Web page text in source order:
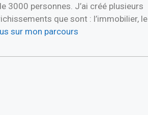
3000 personnes. J’ai créé plusieurs
que sont : l’immobilier, le
sur mon parcours